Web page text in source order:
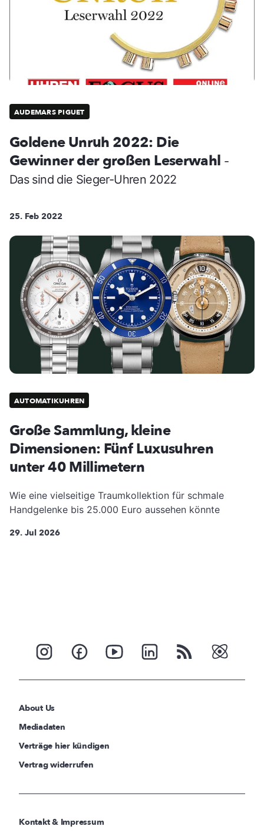
AUDEMARS PIGUET
Goldene Unruh 2022: Die
Gewinner der großen Leserwahl -
Das sind die Sieger-Uhren 2022
25. Feb 2022
AUTOMATIKUHREN
Große Sammlung, kleine
Dimensionen: Fünf Luxusuhren
unter 40 Millimetern
Wie eine vielseitige Traumkollektion für schmale
Handgelenke bis 25.000 Euro aussehen könnte
29. Jul 2026
About Us
Mediadaten
Verträge hier kündigen
Vertrag widerrufen
Kontakt & Impressum